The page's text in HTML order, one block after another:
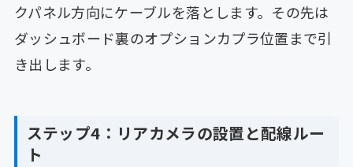
クパネル方向にケーブルを落とします。その先は
ダッシュボード裏のオプションカプラ位置まで引
き出します。
ステップ4：リアカメラの設置と配線ルー
ト